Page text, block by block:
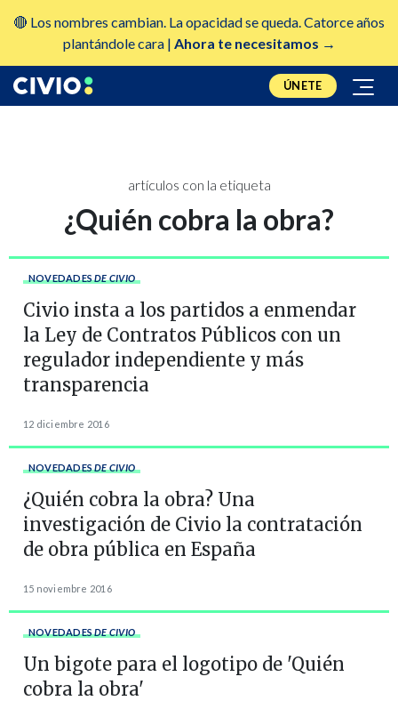
🔴 Los nombres cambian. La opacidad se queda. Catorce años
plantándole cara | Ahora te necesitamos →
ÚNETE
artículos con la etiqueta
¿Quién cobra la obra?
NOVEDADES DE CIVIO
Civio insta a los partidos a enmendar
la Ley de Contratos Públicos con un
regulador independiente y más
transparencia
12 diciembre 2016
NOVEDADES DE CIVIO
¿Quién cobra la obra? Una
investigación de Civio la contratación
de obra pública en España
15 noviembre 2016
NOVEDADES DE CIVIO
Un bigote para el logotipo de 'Quién
cobra la obra'